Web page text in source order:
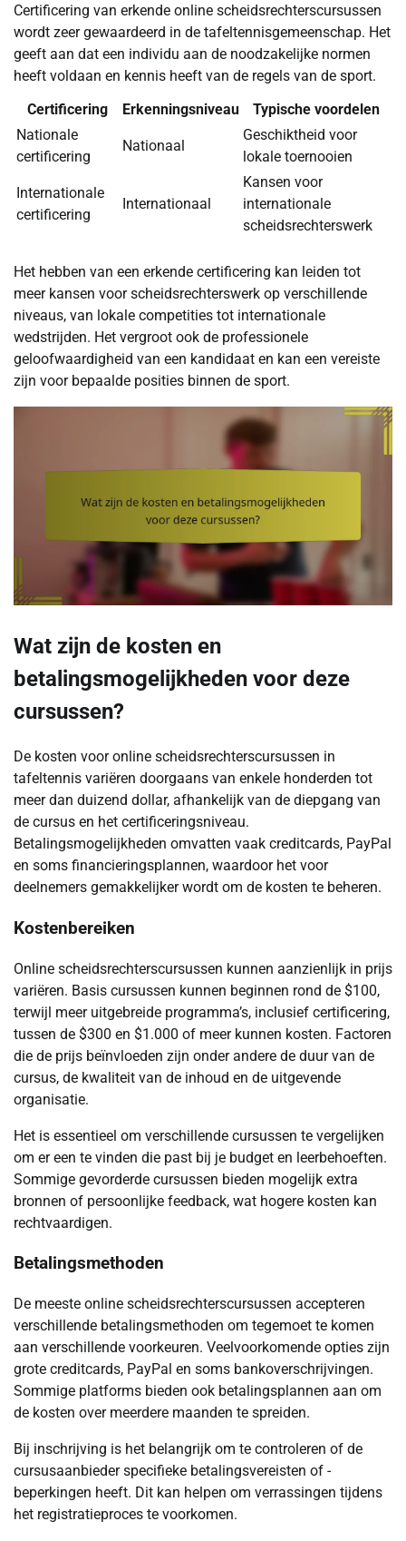
Certificering van erkende online scheidsrechterscursussen
wordt zeer gewaardeerd in de tafeltennisgemeenschap. Het
geeft aan dat een individu aan de noodzakelijke normen
heeft voldaan en kennis heeft van de regels van de sport.
Certificering
Erkenningsniveau
Typische voordelen
Nationale
certificering
Nationaal
Geschiktheid voor
lokale toernooien
Internationale
certificering
Internationaal
Kansen voor
internationale
scheidsrechterswerk
Het hebben van een erkende certificering kan leiden tot
meer kansen voor scheidsrechterswerk op verschillende
niveaus, van lokale competities tot internationale
wedstrijden. Het vergroot ook de professionele
geloofwaardigheid van een kandidaat en kan een vereiste
zijn voor bepaalde posities binnen de sport.
Wat zijn de kosten en
betalingsmogelijkheden voor deze
cursussen?
De kosten voor online scheidsrechterscursussen in
tafeltennis variëren doorgaans van enkele honderden tot
meer dan duizend dollar, afhankelijk van de diepgang van
de cursus en het certificeringsniveau.
Betalingsmogelijkheden omvatten vaak creditcards, PayPal
en soms financieringsplannen, waardoor het voor
deelnemers gemakkelijker wordt om de kosten te beheren.
Kostenbereiken
Online scheidsrechterscursussen kunnen aanzienlijk in prijs
variëren. Basis cursussen kunnen beginnen rond de $100,
terwijl meer uitgebreide programma’s, inclusief certificering,
tussen de $300 en $1.000 of meer kunnen kosten. Factoren
die de prijs beïnvloeden zijn onder andere de duur van de
cursus, de kwaliteit van de inhoud en de uitgevende
organisatie.
Het is essentieel om verschillende cursussen te vergelijken
om er een te vinden die past bij je budget en leerbehoeften.
Sommige gevorderde cursussen bieden mogelijk extra
bronnen of persoonlijke feedback, wat hogere kosten kan
rechtvaardigen.
Betalingsmethoden
De meeste online scheidsrechterscursussen accepteren
verschillende betalingsmethoden om tegemoet te komen
aan verschillende voorkeuren. Veelvoorkomende opties zijn
grote creditcards, PayPal en soms bankoverschrijvingen.
Sommige platforms bieden ook betalingsplannen aan om
de kosten over meerdere maanden te spreiden.
Bij inschrijving is het belangrijk om te controleren of de
cursusaanbieder specifieke betalingsvereisten of -
beperkingen heeft. Dit kan helpen om verrassingen tijdens
het registratieproces te voorkomen.